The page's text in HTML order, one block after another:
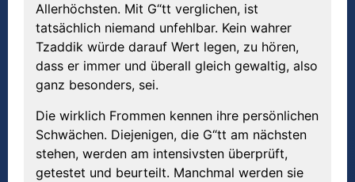
Allerhöchsten. Mit G“tt verglichen, ist
tatsächlich niemand unfehlbar. Kein wahrer
Tzaddik würde darauf Wert legen, zu hören,
dass er immer und überall gleich gewaltig, also
ganz besonders, sei.
Die wirklich Frommen kennen ihre persönlichen
Schwächen. Diejenigen, die G“tt am nächsten
stehen, werden am intensivsten überprüft,
getestet und beurteilt. Manchmal werden sie